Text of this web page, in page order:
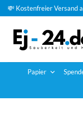
Zum
springen
💸 Kostenfreier Versand
Papier